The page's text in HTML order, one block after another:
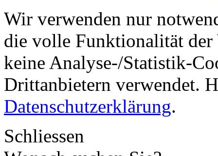
Wir verwenden nur
die volle Funktionalität der
keine Analyse-/Statistik-
Drittanbietern verwendet.
Datenschutzerklärung.
Schliessen